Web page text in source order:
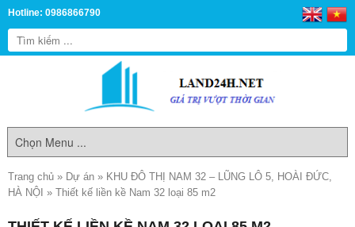
Hotline: 0986866790
Trang chủ » Dự án » KHU ĐÔ THỊ NAM 32 – LŨNG LÔ 5, HOÀI ĐỨC,
HÀ NỘI » Thiết kế liền kề Nam 32 loại 85 m2